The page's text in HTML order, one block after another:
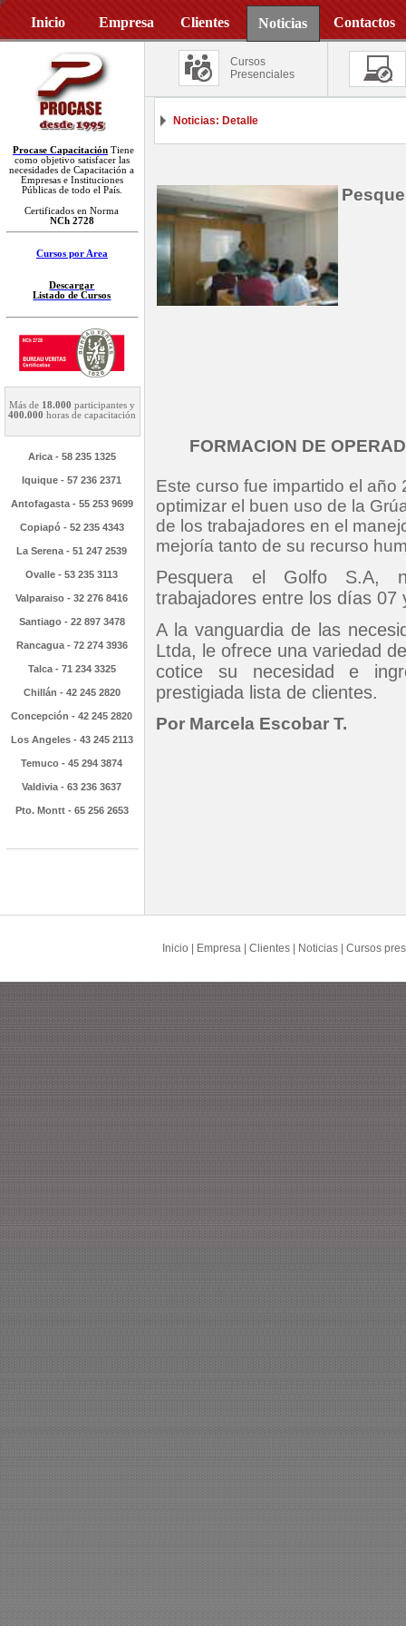
Inicio Empresa Clientes Noticias Contactos
Procase Capacitación Tiene
como objetivo satisfacer las
necesidades de Capacitación a
Empresas e Instituciones
Públicas de todo el País.
Certificados en Norma
NCh 2728
Cursos por Area
Descargar
Listado de Cursos
Más de 18.000 participantes y
400.000 horas de capacitación
Arica - 58 235 1325
Iquique - 57 236 2371
Antofagasta - 55 253 9699
Copiapó - 52 235 4343
La Serena - 51 247 2539
Ovalle - 53 235 3113
Valparaiso - 32 276 8416
Santiago - 22 897 3478
Rancagua - 72 274 3936
Talca - 71 234 3325
Chillán - 42 245 2820
Concepción - 42 245 2820
Los Angeles - 43 245 2113
Temuco - 45 294 3874
Valdivia - 63 236 3637
Pto. Montt - 65 256 2653
Cursos
Presenciales
Noticias: Detalle
FORMACION DE
Este curso fue impartido el
optimizar el buen uso de la
de los trabajadores en el
mejoría tanto de su recurso
Pesquera el Golfo S.A,
trabajadores entre los días 07
A la vanguardia de las
Ltda, le ofrece una variedad
cotice su necesidad e
prestigiada lista de clientes.
Por Marcela Escobar T.
Inicio Empresa Clientes Noticias Cursos